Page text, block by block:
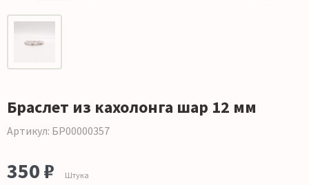
Браслет из кахолонга шар 12 мм
Артикул: БР00000357
350 ₽ Штука